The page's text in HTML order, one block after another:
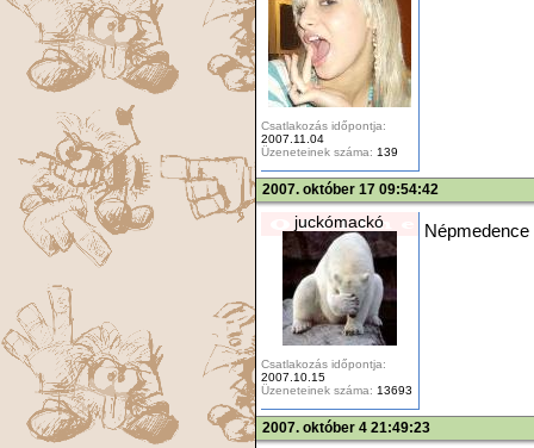
Csatlakozás időpontja:
2007.11.04
Üzeneteinek száma: 139
2007. október 17 09:54:42
juckómackó
Csatlakozás időpontja:
2007.10.15
Üzeneteinek száma: 13693
Népmedence
2007. október 4 21:49:23